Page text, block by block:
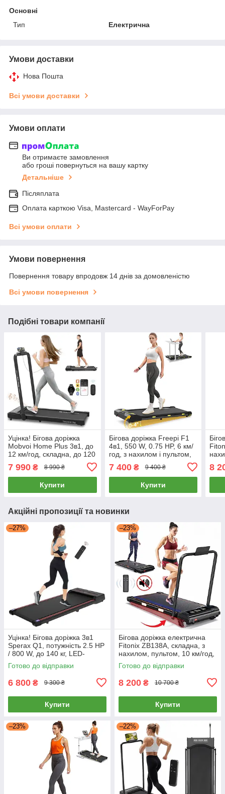
Основні
Тип
Електрична
Умови доставки
Нова Пошта
Всі умови доставки
Умови оплати
Ви отримаєте замовлення
або гроші повернуться на вашу картку
Детальніше
Післяплата
Оплата карткою Visa, Mastercard - WayForPay
Всі умови оплати
Умови повернення
Повернення товару впродовж 14 днів за домовленістю
Всі умови повернення
Подібні товари компанії
Уцінка! Бігова доріжка
Mobvoi Home Plus 3в1, до
12 км/год, складна, до 120
7 990 ₴ 8 990 ₴
Купити
Бігова доріжка Freepi F1
4в1, 550 W, 0.75 HP, 6 км/
год, з нахилом і пультом,
до 130 кг, компактна, тиха
7 400₴ 9 400 ₴
Купити
8
Акційні пропозиції та новинки
–27%
Уцінка! Бігова доріжка 3в1
Sperax Q1, потужність 2.5 HP
/ 800 W, до 140 кг, LED-
дисплей, пульт ДК, тиха
робота
Готово до відправки
6 800 ₴ 9 300 ₴
Купити
–23%
Бігова доріжка електрична
Fitonix ZB138A, складна, з
нахилом, пультом, 10 км/год,
для дому
Готово до відправки
8 200 ₴ 10 700 ₴
Купити
–23% –22%